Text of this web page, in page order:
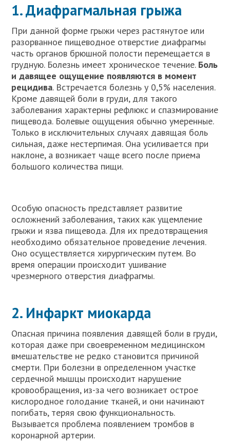
1. Диафрагмальная грыжа
При данной форме грыжи через растянутое или
разорванное пищеводное отверстие диафрагмы
часть органов брюшной полости перемещается в
грудную. Болезнь имеет хроническое течение. Боль
и давящее ощущение появляются в момент
рецидива. Встречается болезнь у 0,5% населения.
Кроме давящей боли в груди, для такого
заболевания характерны рефлюкс и спазмирование
пищевода. Болевые ощущения обычно умеренные.
Только в исключительных случаях давящая боль
сильная, даже нестерпимая. Она усиливается при
наклоне, а возникает чаще всего после приема
большого количества пищи.
Особую опасность представляет развитие
осложнений заболевания, таких как ущемление
грыжи и язва пищевода. Для их предотвращения
необходимо обязательное проведение лечения.
Оно осуществляется хирургическим путем. Во
время операции происходит ушивание
чрезмерного отверстия диафрагмы.
2. Инфаркт миокарда
Опасная причина появления давящей боли в груди,
которая даже при своевременном медицинском
вмешательстве не редко становится причиной
смерти. При болезни в определенном участке
сердечной мышцы происходит нарушение
кровообращения, из-за чего возникает острое
кислородное голодание тканей, и они начинают
погибать, теряя свою функциональность.
Вызывается проблема появлением тромбов в
коронарной артерии.